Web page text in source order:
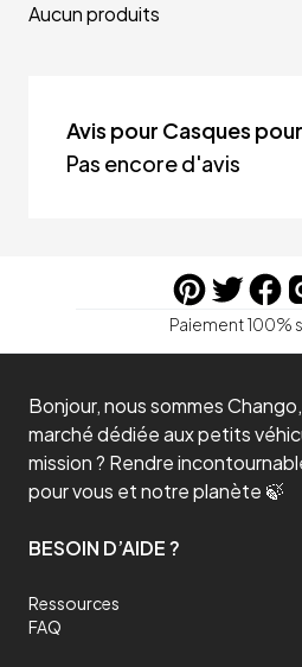
Aucun produits
Avis pour Casques
Pas encore d'avis
Paiement 100%
Bonjour, nous sommes
marché dédiée aux petits
mission ? Rendre
pour vous et notre planète 🍃
BESOIN D’AIDE ?
Ressources
FAQ